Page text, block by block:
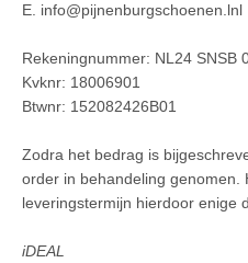
E. info@pijnenburgschoenen.lnl
Rekeningnummer: NL24 SNSB
Kvknr: 18006901
Btwnr: 152082426B01
Zodra het bedrag is
order in behandeling genomen.
leveringstermijn hierdoor enige
iDEAL